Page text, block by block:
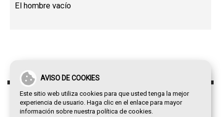
AVISO DE COOKIES
Este sitio web utiliza cookies para que usted tenga la mejor
experiencia de usuario. Haga clic en el enlace para mayor
información sobre nuestra política de cookies.
El hombre vacío